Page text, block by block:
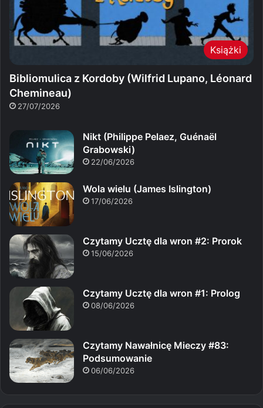
Książki
Bibliomulica z Kordoby (Wilfrid Lupano, Léonard
Chemineau)
27/07/2026
Nikt (Philippe Pelaez, Guénaël
Grabowski)
22/06/2026
Wola wielu (James Islington)
17/06/2026
Czytamy Ucztę dla wron #2: Prorok
15/06/2026
Czytamy Ucztę dla wron #1: Prolog
08/06/2026
Czytamy Nawałnicę Mieczy #83:
Podsumowanie
06/06/2026